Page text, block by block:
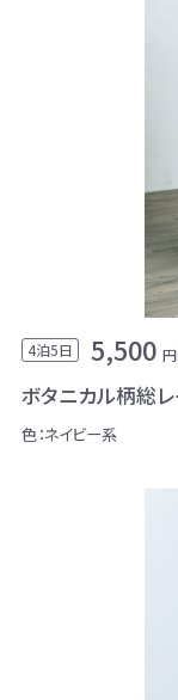
4泊5日 5,500
ボタニカル柄総
色：ネイビー系